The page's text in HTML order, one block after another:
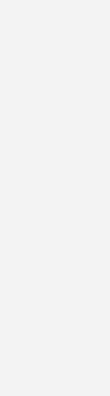
Emmen für die
Die Nachfrage
außerdem